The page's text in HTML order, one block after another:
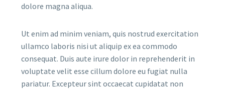
dolore magna aliqua.
Ut enim ad minim veniam, quis nostrud exercitation
ullamco laboris nisi ut aliquip ex ea commodo
consequat. Duis aute irure dolor in reprehenderit in
voluptate velit esse cillum dolore eu fugiat nulla
pariatur. Excepteur sint occaecat cupidatat non